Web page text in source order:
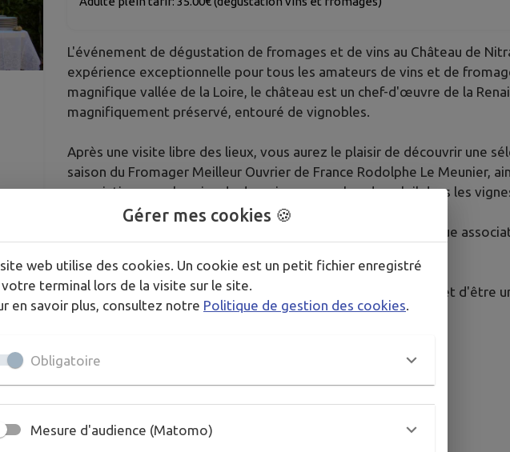
L'événement de dégustation de fromages et de vins au Château de
expérience exceptionnelle pour tous les amateurs de vins et de
magnifique vallée de la Loire, le château est un chef-d'œuvre de la
magnifiquement préservé, entouré de vignobles.
Après une visite libre des lieux, vous aurez le plaisir de découvrir une
saison du Fromager Meilleur Ouvrier de France Rodolphe Le Meunier,
association avec les vins du domaine au coucher de soleil dans les
Geoffrey guidera les invités à travers la dégustation, de chaque
Cette expérience de dégustation au Château de Nitray promet d'être
Email:hello@tastingwithnivard.co.uk
Gérer mes cookies 🍪
web utilise des cookies. Un cookie est un petit fichier enregistré
votre terminal lors de la visite sur le site.
en savoir plus, consultez notre Politique de gestion des cookies.
Obligatoire
Mesure d'audience (Matomo)